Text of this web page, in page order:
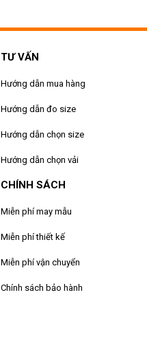
TƯ VẤN
Hướng dẫn mua hàng
Hướng dẫn đo size
Hướng dẫn chọn size
Hướng dẫn chọn vải
CHÍNH SÁCH
Miễn phí may mẫu
Miễn phí thiết kế
Miễn phí vận chuyển
Chính sách bảo hành